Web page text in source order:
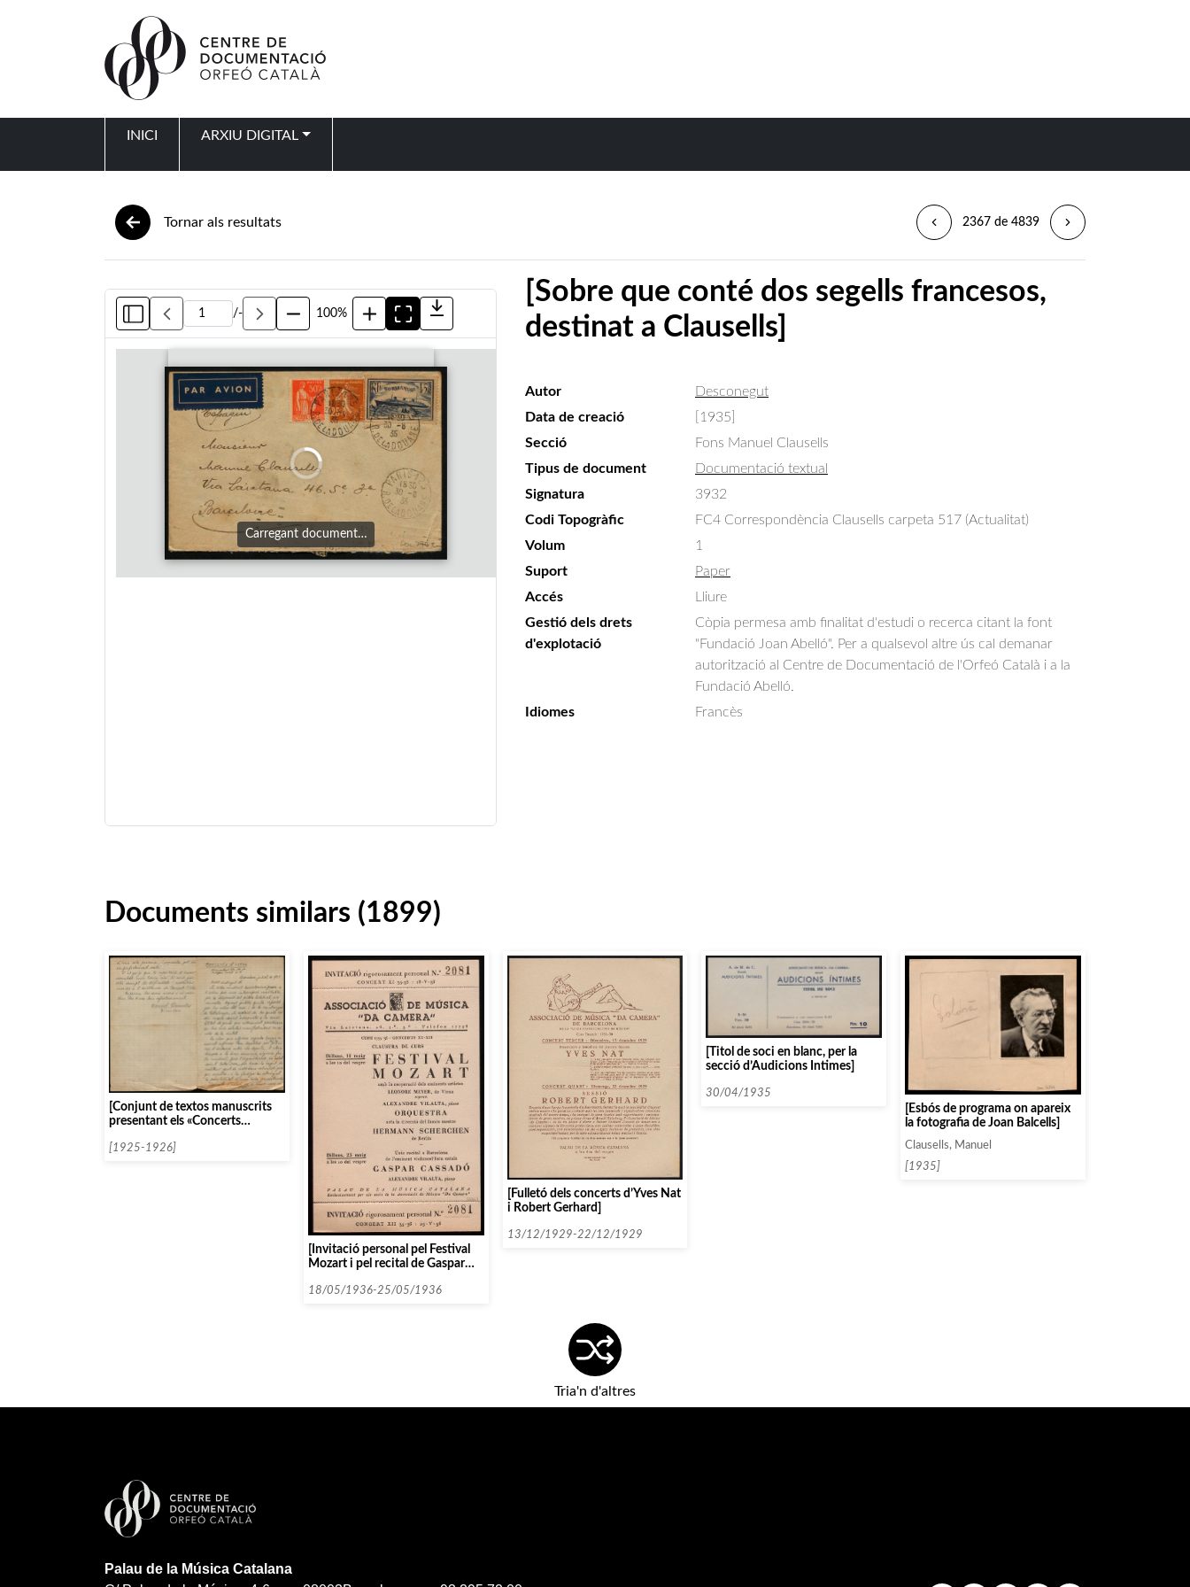
INICI ARXIU DIGITAL
Tornar als resultats 2367 de 4839
/- 100%
Carregant document…
[Sobre que conté dos segells francesos,
destinat a Clausells]
Autor
Desconegut
Data de creació
[1935]
Secció
Fons Manuel Clausells
Tipus de document
Documentació textual
Signatura
3932
Codi Topogràfic
FC4 Correspondència Clausells carpeta 517 (Actualitat)
Volum
1
Suport
Paper
Accés
Lliure
Gestió dels drets
d'explotació
Còpia permesa amb finalitat d'estudi o recerca citant la font
"Fundació Joan Abelló". Per a qualsevol altre ús cal demanar
autorització al Centre de Documentació de l'Orfeó Català i a la
Fundació Abelló.
Idiomes
Francès
Documents similars (1899)
[Conjunt de textos manuscrits
presentant els «Concerts
[1925-1926]
[Invitació personal pel Festival
Mozart i pel recital de Gaspar
18/05/1936-25/05/1936
[Fulletó dels concerts d’Yves Nat
i Robert Gerhard]
13/12/1929-22/12/1929
[Titol de soci en blanc, per la
secció d’Audicions Intimes]
30/04/1935
[Esbós de programa on apareix
la fotografia de Joan Balcells]
Clausells, Manuel
[1935]
Tria'n d'altres
Palau de la Música Catalana